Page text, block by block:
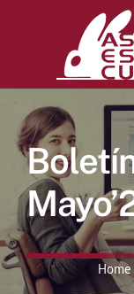
Inicio
Revista
Tienda
Home